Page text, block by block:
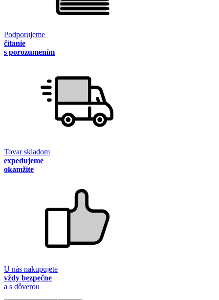
Podporujeme
čítanie
s porozumením
Tovar skladom
expedujeme
okamžite
U nás nakupujete
vždy bezpečne
a s dôverou